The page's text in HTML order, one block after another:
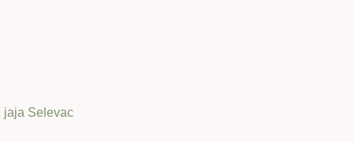
jaja Selevac